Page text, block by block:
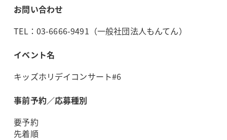
お問い合わせ
TEL：03-6666-9491（一般社団法人もんてん）
イベント名
キッズホリデイコンサート#6
事前予約／応募種別
要予約
先着順